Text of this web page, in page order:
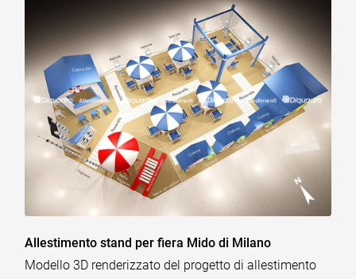
Allestimento stand per fiera Mido di Milano
Modello 3D renderizzato del progetto di allestimento